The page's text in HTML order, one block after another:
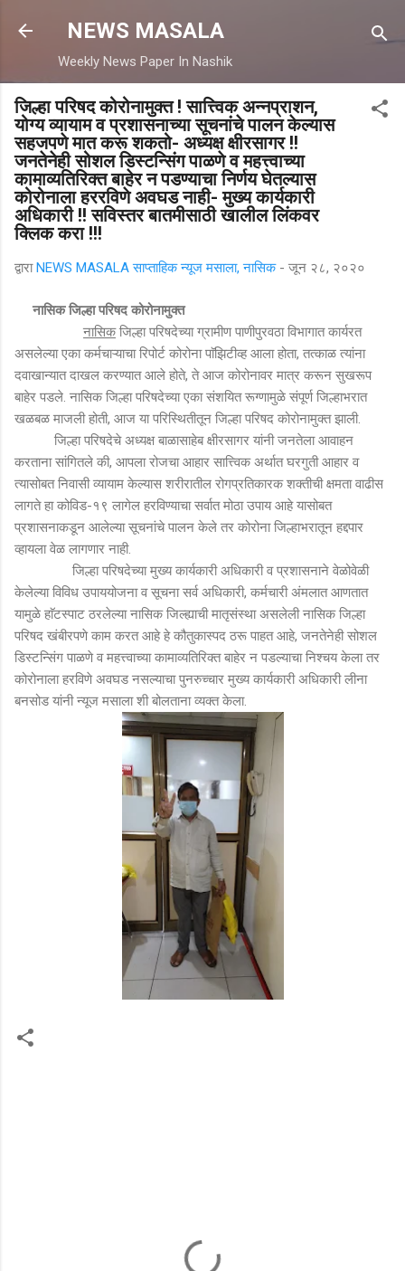
मुख्य सामग्रीवर वगळा
NEWS MASALA
Weekly News Paper In Nashik
जिल्हा परिषद कोरोनामुक्त ! सात्त्विक अन्नप्राशन,
योग्य व्यायाम व प्रशासनाच्या सूचनांचे पालन केल्यास
सहजपणे मात करू शकतो- अध्यक्ष क्षीरसागर !!
जनतेनेही सोशल डिस्टन्सिंग पाळणे व महत्त्वाच्या
कामाव्यतिरिक्त बाहेर न पडण्याचा निर्णय घेतल्यास
कोरोनाला हररविणे अवघड नाही- मुख्य कार्यकारी
अधिकारी !! सविस्तर बातमीसाठी खालील लिंकवर
क्लिक करा !!!
द्वाराNEWS MASALA साप्ताहिक न्यूज मसाला, नासिक - जून २८, २०२०
नासिक जिल्हा परिषदकोरोनामुक्त
नासिकजिल्हा परिषदेच्या ग्रामीण पाणीपुरवठा विभागात कार्यरत
असलेल्या एका कर्मचाऱ्याचा रिपोर्ट कोरोना पाॅझिटीव्ह आला होता, तत्काळ त्यांना
दवाखान्यात दाखल करण्यात आले होते, ते आज कोरोनावर मात्र करून सुखरूप
बाहेर पडले. नासिक जिल्हा परिषदेच्या एका संशयित रूग्णामुळे संपूर्ण जिल्हाभरात
खळबळ माजली होती, आज या परिस्थितीतून जिल्हा परिषद कोरोनामुक्त झाली.
जिल्हा परिषदेचे अध्यक्ष बाळासाहेब क्षीरसागर यांनी जनतेला आवाहन
करताना सांगितले की, आपला रोजचा आहार सात्त्विक अर्थात घरगुती आहार व
त्यासोबत निवासी व्यायाम केल्यास शरीरातील रोगप्रतिकारक शक्तीची क्षमता वाढीस
लागते हा कोविड-१९ लागेल हरविण्याचा सर्वात मोठा उपाय आहे यासोबत
प्रशासनाकडून आलेल्या सूचनांचे पालन केले तर कोरोना जिल्हाभरातून हद्दपार
व्हायला वेळ लागणार नाही.
जिल्हा परिषदेच्या मुख्य कार्यकारी अधिकारी व प्रशासनाने वेळोवेळी
केलेल्या विविध उपाययोजना व सूचना सर्व अधिकारी, कर्मचारी अंमलात आणतात
यामुळे हाॅटस्पाट ठरलेल्या नासिक जिल्ह्याची मातृसंस्था असलेली नासिक जिल्हा
परिषद खंबीरपणे काम करत आहे हे कौतुकास्पद ठरू पाहत आहे, जनतेनेही सोशल
डिस्टन्सिंग पाळणे व महत्त्वाच्या कामाव्यतिरिक्त बाहेर न पडल्याचा निश्चय केला तर
कोरोनाला हरविणे अवघड नसल्याचा पुनरुच्चार मुख्य कार्यकारी अधिकारी लीना
बनसोड यांनी न्यूज मसाला शी बोलताना व्यक्त केला.